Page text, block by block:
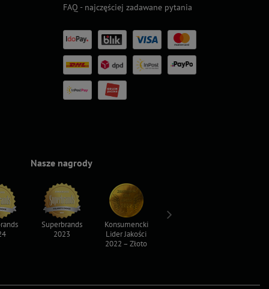
FAQ - najczęściej zadawane pytania
Nasze nagrody
Superbrands
2023
Konsumencki
Lider Jakości
2022 – Złoto